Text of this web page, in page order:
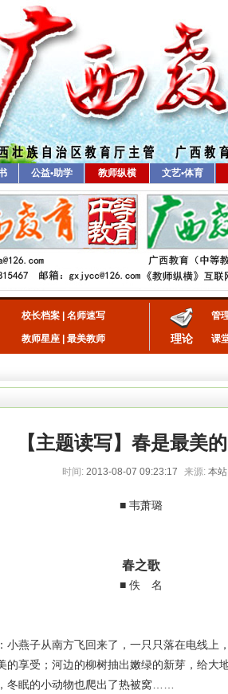
公益•助学 教师纵横 文艺•体育
校长档案 名师速写
教师星座 最美教师 理论
管
课
【主题读写】春是最美
时间: 2013-08-07 09:23:17 来源: 本站
■ 韦萧璐
春之歌
■ 佚 名
子从南方飞回来了，一只只落在电线上
享受；河边的柳树抽出嫩绿的新芽，给
冬眠的小动物也爬出了热被窝……